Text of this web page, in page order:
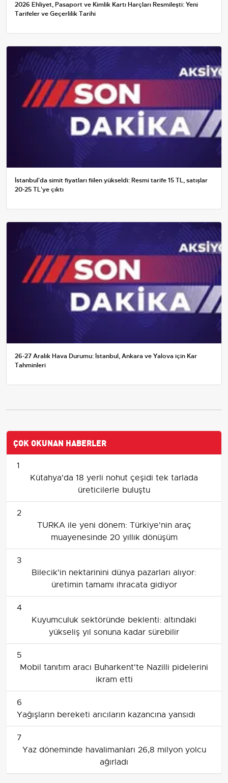
2026 Ehliyet, Pasaport ve Kimlik Kartı Harçları Resmileşti: Yeni
Tarifeler ve Geçerlilik Tarihi
İstanbul'da simit fiyatları fiilen yükseldi: Resmi tarife 15 TL, satışlar
20-25 TL'ye çıktı
26-27 Aralık Hava Durumu: İstanbul, Ankara ve Yalova için Kar
Tahminleri
ÇOK OKUNAN HABERLER
1
Kütahya'da 18 yerli nohut çeşidi tek tarlada
üreticilerle buluştu
2
TURKA ile yeni dönem: Türkiye'nin araç
muayenesinde 20 yıllık dönüşüm
3
Bilecik'in nektarinini dünya pazarları alıyor:
üretimin tamamı ihracata gidiyor
4
Kuyumculuk sektöründe beklenti: altındaki
yükseliş yıl sonuna kadar sürebilir
5
Mobil tanıtım aracı Buharkent'te Nazilli pidelerini
ikram etti
6
Yağışların bereketi arıcıların kazancına yansıdı
7
Yaz döneminde havalimanları 26,8 milyon yolcu
ağırladı